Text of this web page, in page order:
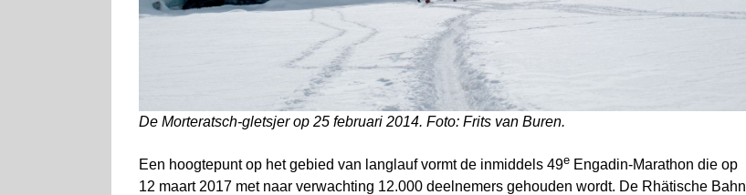
De Morteratsch-gletsjer op 25 februari 2014. Foto: Frits van Buren.
Een hoogtepunt op het gebied van langlauf vormt de inmiddels 49e Engadin-Marathon die op
12 maart 2017 met naar verwachting 12.000 deelnemers gehouden wordt. De Rhätische Bahn